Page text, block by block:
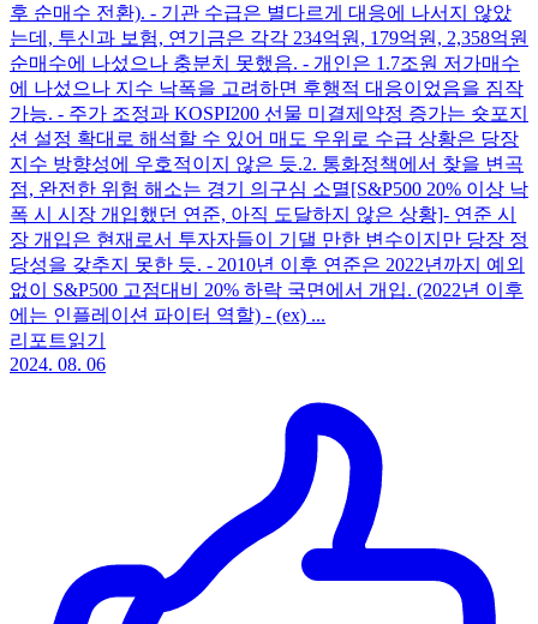
후 순매수 전환). - 기관 수급은 별다르게 대응에 나서지 않았
는데, 투신과 보험, 연기금은 각각 234억원, 179억원, 2,358억원
순매수에 나섰으나 충분치 못했음. - 개인은 1.7조원 저가매수
에 나섰으나 지수 낙폭을 고려하면 후행적 대응이었음을 짐작
가능. - 주가 조정과 KOSPI200 선물 미결제약정 증가는 숏포지
션 설정 확대로 해석할 수 있어 매도 우위로 수급 상황은 당장
지수 방향성에 우호적이지 않은 듯. ​ 2. 통화정책에서 찾을 변곡
점, 완전한 위험 해소는 경기 의구심 소멸​ [S&P500 20% 이상 낙
폭 시 시장 개입했던 연준, 아직 도달하지 않은 상황]​ - 연준 시
장 개입은 현재로서 투자자들이 기댈 만한 변수이지만 당장 정
당성을 갖추지 못한 듯. - 2010년 이후 연준은 2022년까지 예외
없이 S&P500 고점대비 20% 하락 국면에서 개입. (2022년 이후
에는 인플레이션 파이터 역할) - (ex) ...
리포트읽기
2024. 08. 06